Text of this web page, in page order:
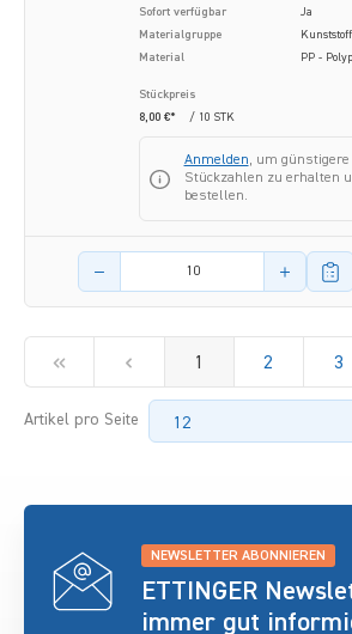
Sofort verfügbar
Ja
Materialgruppe
Kunststoff
Material
PP -
Stückpreis
8,00 €*
/ 10 STK
Anmelden, um
Stückzahlen zu erhalten
bestellen.
Menge des Artikels
1 2 3
Artikel pro Seite
NEWSLETTER ABONNIEREN
ETTINGER
immer gut